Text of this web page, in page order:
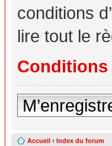
conditions
lire tout le
Conditions
Accueil ‹ Index du forum